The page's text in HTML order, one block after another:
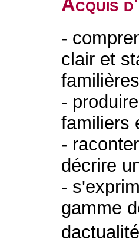
Acquis
-
clair et
-
familiers
-
décrire
-
gamme